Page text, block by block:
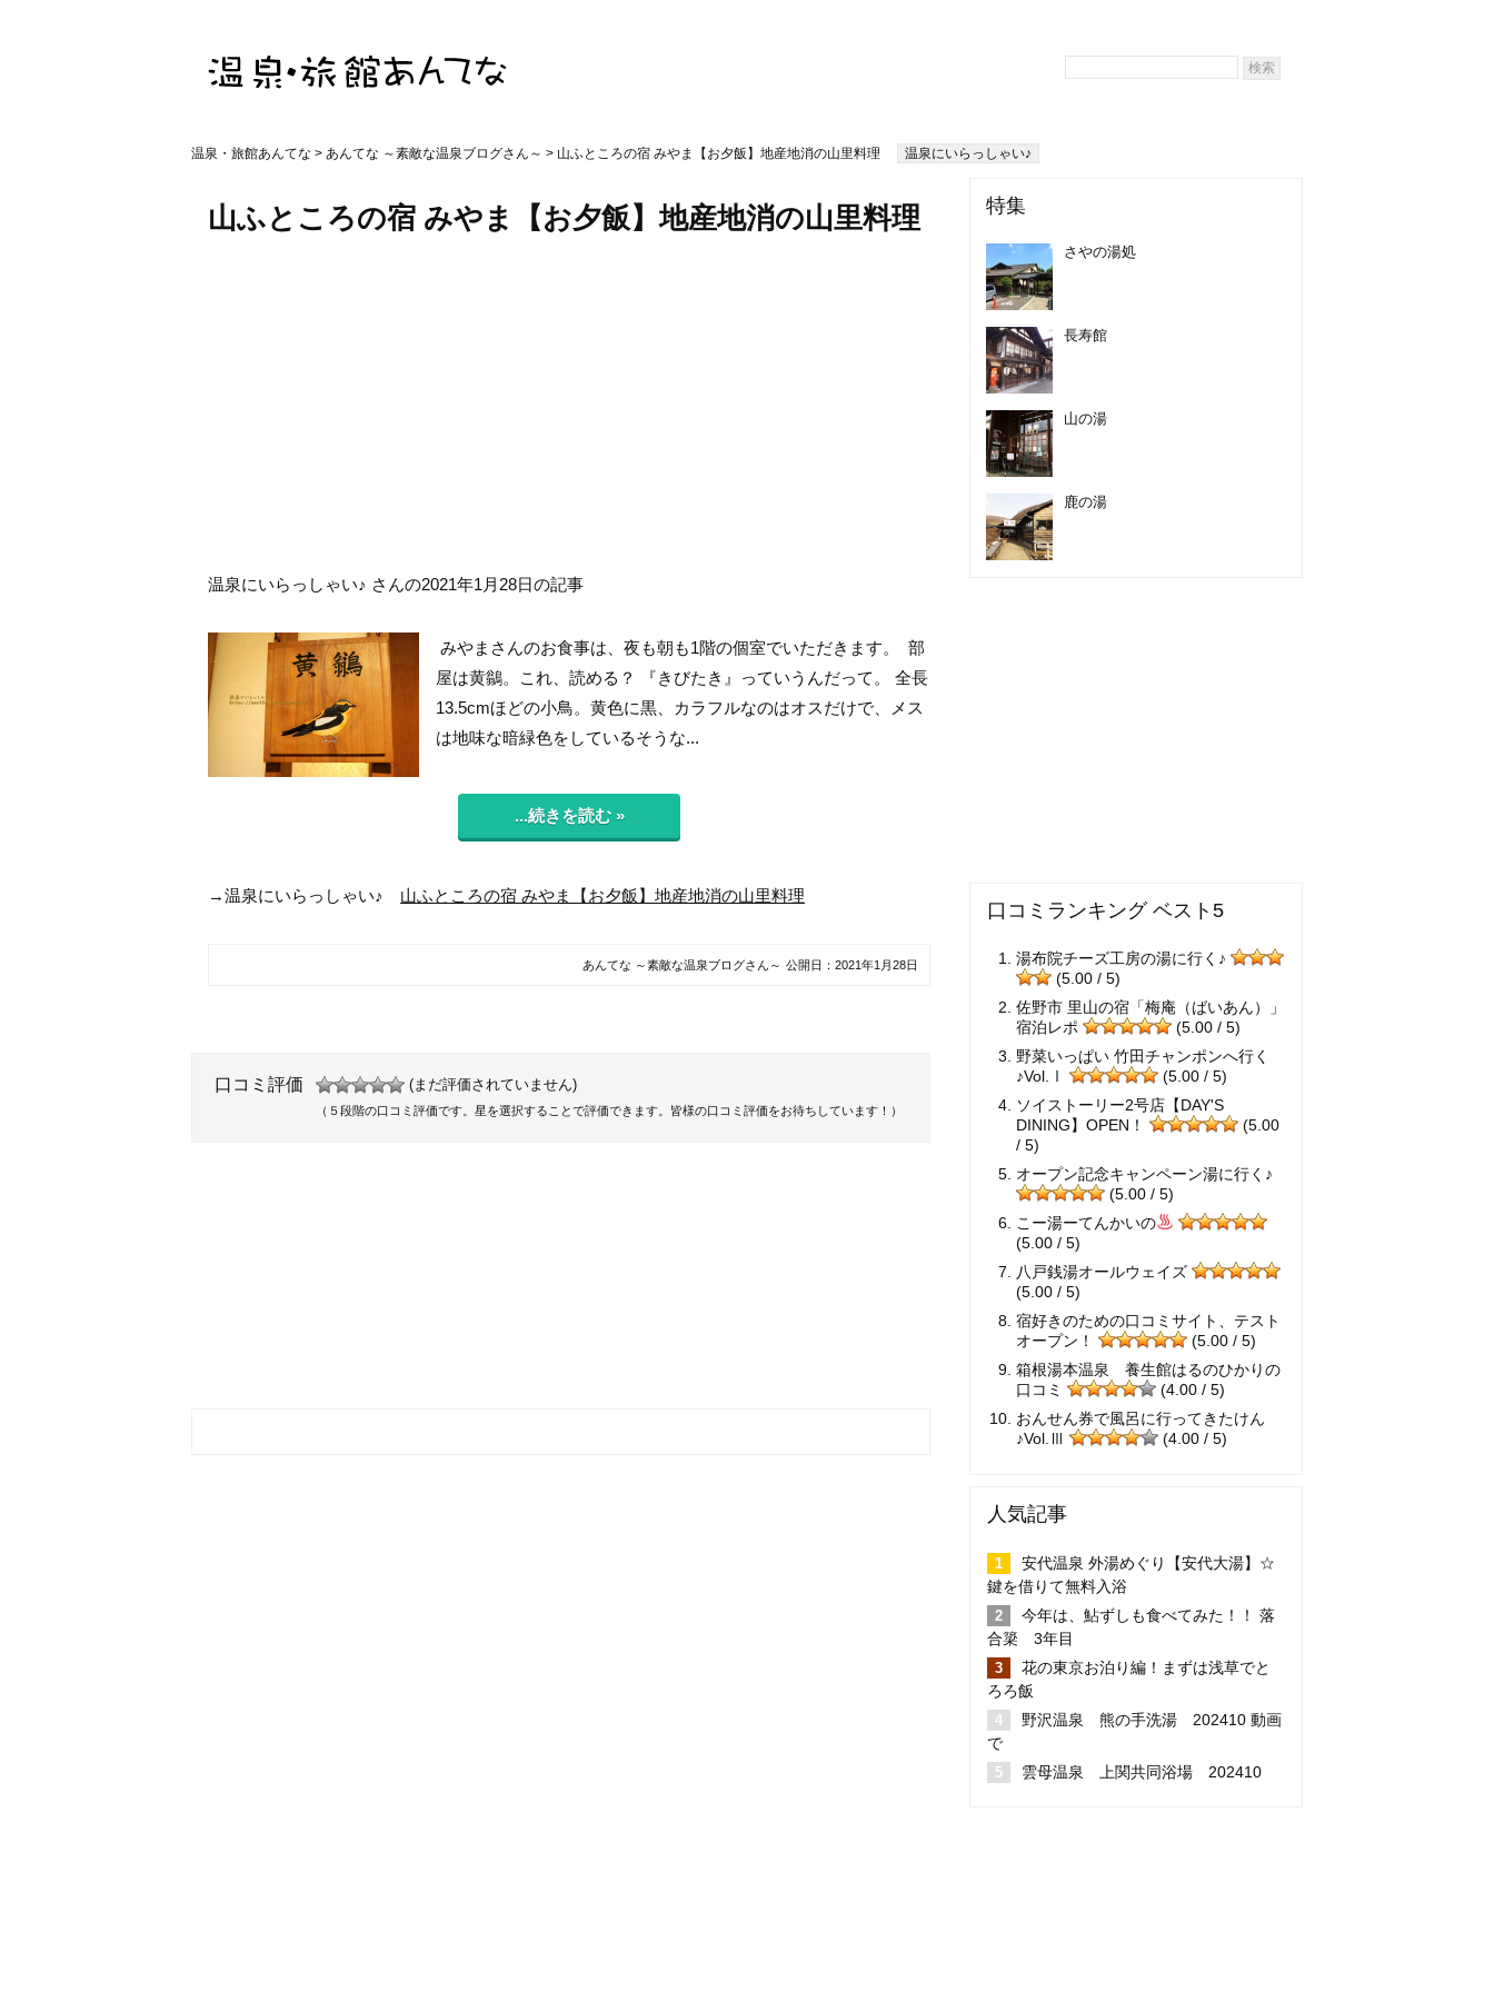
温泉・旅館あんてな > あんてな ～素敵な温泉ブログさん～ > 山ふところの宿 みやま【お夕飯】地産地消の山里料理 温泉にいらっしゃい♪
山ふところの宿 みやま【お夕飯】地産地消の山里料理
温泉にいらっしゃい♪ さんの2021年1月28日の記事
みやまさんのお食事は、夜も朝も1階の個室でいただきます。 部
屋は黄鶲。これ、読める？ 『きびたき』っていうんだって。 全長
13.5cmほどの小鳥。黄色に黒、カラフルなのはオスだけで、メス
は地味な暗緑色をしているそうな...
...続きを読む »
→温泉にいらっしゃい♪ 山ふところの宿 みやま【お夕飯】地産地消の山里料理
あんてな ～素敵な温泉ブログさん～ 公開日： 2021年1月28日
口コミ評価 (まだ評価されていません)
（５段階の口コミ評価です。星を選択することで評価できます。皆様の口コミ評価をお待ちしています！）
特集
さやの湯処
長寿館
山の湯
鹿の湯
口コミランキング ベスト5
湯布院チーズ工房の湯に行く♪
(5.00 / 5)
佐野市 里山の宿「梅庵（ばいあん）」
宿泊レポ
(5.00 / 5)
野菜いっぱい 竹田チャンポンへ行く
♪Vol.Ⅰ
(5.00 / 5)
ソイストーリー2号店【DAY'S
DINING】OPEN！
(5.00
/ 5)
オープン記念キャンペーン湯に行く♪
(5.00 / 5)
こー湯ーてんかいの
(5.00 / 5)
八戸銭湯オールウェイズ
(5.00 / 5)
宿好きのための口コミサイト、テスト
オープン！
(5.00 / 5)
箱根湯本温泉 養生館はるのひかりの
口コミ
(4.00 / 5)
おんせん券で風呂に行ってきたけん
♪Vol.Ⅲ
(4.00 / 5)
人気記事
安代温泉 外湯めぐり【安代大湯】☆
鍵を借りて無料入浴
今年は、鮎ずしも食べてみた！！ 落
合簗 3年目
花の東京お泊り編！まずは浅草でと
ろろ飯
野沢温泉 熊の手洗湯 202410 動画
で
雲母温泉 上関共同浴場 202410